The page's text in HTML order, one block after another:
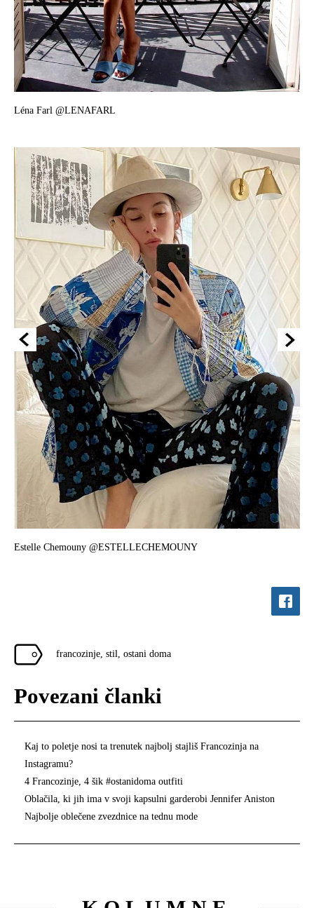
Léna Farl @LENAFARL
Estelle Chemouny @ESTELLECHEMOUNY
francozinje stil ostani doma
Povezani članki
Kaj to poletje nosi ta trenutek najbolj stajliš Francozinja na
Instagramu?
4 Francozinje, 4 šik #ostanidoma outfiti
Oblačila, ki jih ima v svoji kapsulni garderobi Jennifer Aniston
Najbolje oblečene zvezdnice na tednu mode